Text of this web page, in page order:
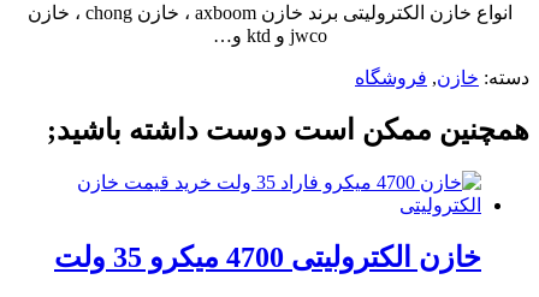
انواع خازن الکترولیتی برند خازن axboom ، خازن chong ، خازن
jwco و ktd و…
دسته: خازن, فروشگاه
همچنین ممکن است دوست داشته باشید;
خازن الکترولیتی 4700 میکرو 35 ولت